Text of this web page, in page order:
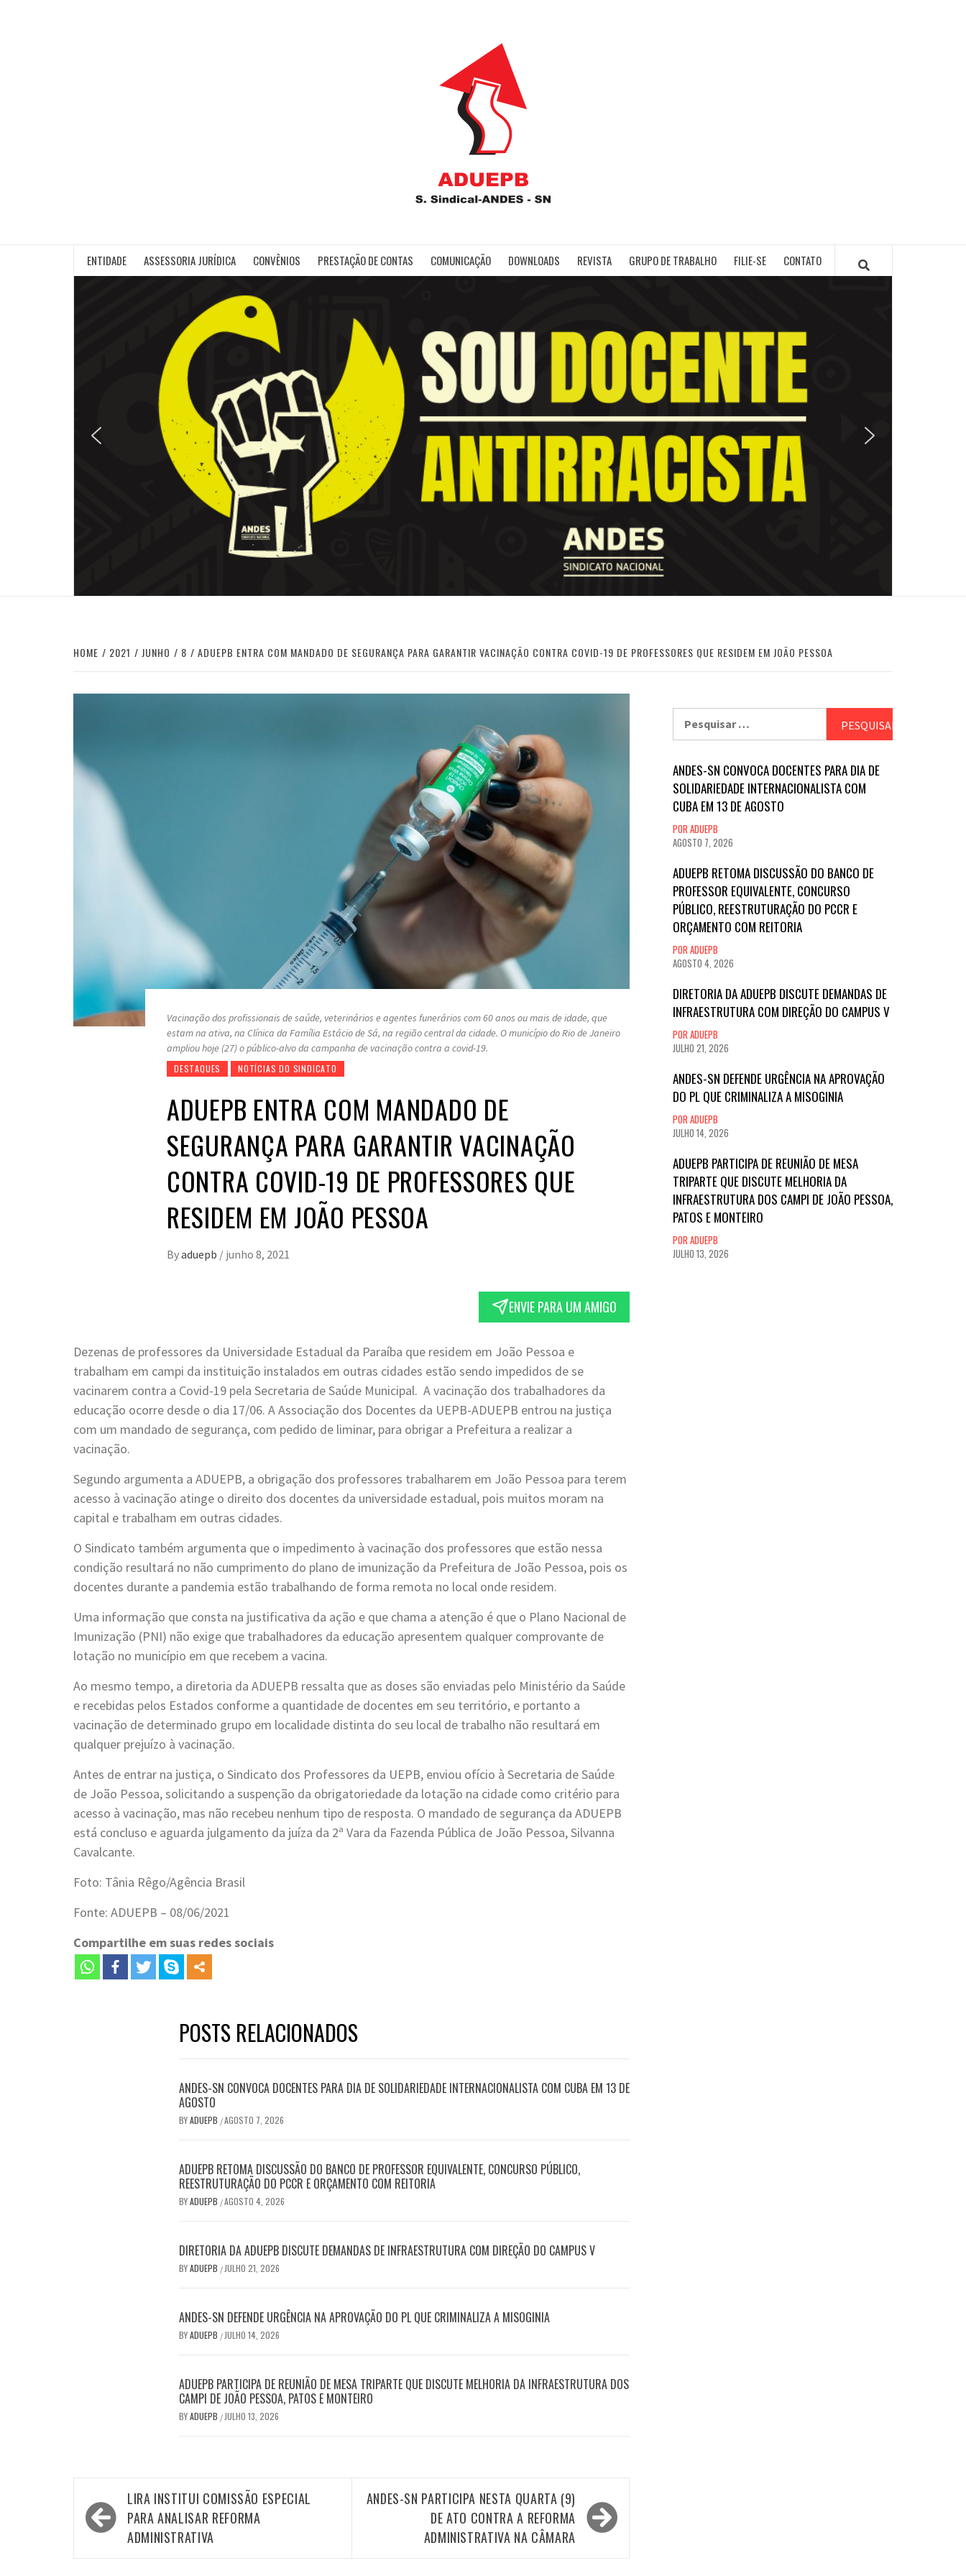
ENTIDADE ASSESSORIA JURÍDICA CONVÊNIOS PRESTAÇÃO DE CONTAS COMUNICAÇÃO DOWNLOADS REVISTA GRUPO DE TRABALHO FILIE-SE CONTATO
HOME 2021 JUNHO 8 ADUEPB ENTRA COM MANDADO DE SEGURANÇA PARA GARANTIR VACINAÇÃO CONTRA COVID-19 DE PROFESSORES QUE RESIDEM EM JOÃO PESSOA
Vacinação dos profissionais de saúde, veterinários e agentes funerários com 60 anos ou mais de idade, que
estam na ativa, na Clínica da Família Estácio de Sá, na região central da cidade. O município do Rio de Janeiro
ampliou hoje (27) o público-alvo da campanha de vacinação contra a covid-19.
DESTAQUES NOTÍCIAS DO SINDICATO
ADUEPB ENTRA COM MANDADO DE
SEGURANÇA PARA GARANTIR VACINAÇÃO
CONTRA COVID-19 DE PROFESSORES QUE
RESIDEM EM JOÃO PESSOA
Byaduepb / junho 8, 2021
ENVIE PARA UM AMIGO
Dezenas de professores da Universidade Estadual da Paraíba que residem em João Pessoa e
trabalham em campi da instituição instalados em outras cidades estão sendo impedidos de se
vacinarem contra a Covid-19 pela Secretaria de Saúde Municipal. A vacinação dos trabalhadores da
educação ocorre desde o dia 17/06. A Associação dos Docentes da UEPB-ADUEPB entrou na justiça
com um mandado de segurança, com pedido de liminar, para obrigar a Prefeitura a realizar a
vacinação.
Segundo argumenta a ADUEPB, a obrigação dos professores trabalharem em João Pessoa para terem
acesso à vacinação atinge o direito dos docentes da universidade estadual, pois muitos moram na
capital e trabalham em outras cidades.
O Sindicato também argumenta que o impedimento à vacinação dos professores que estão nessa
condição resultará no não cumprimento do plano de imunização da Prefeitura de João Pessoa, pois os
docentes durante a pandemia estão trabalhando de forma remota no local onde residem.
Uma informação que consta na justificativa da ação e que chama a atenção é que o Plano Nacional de
Imunização (PNI) não exige que trabalhadores da educação apresentem qualquer comprovante de
lotação no município em que recebem a vacina.
Ao mesmo tempo, a diretoria da ADUEPB ressalta que as doses são enviadas pelo Ministério da Saúde
e recebidas pelos Estados conforme a quantidade de docentes em seu território, e portanto a
vacinação de determinado grupo em localidade distinta do seu local de trabalho não resultará em
qualquer prejuízo à vacinação.
Antes de entrar na justiça, o Sindicato dos Professores da UEPB, enviou ofício à Secretaria de Saúde
de João Pessoa, solicitando a suspenção da obrigatoriedade da lotação na cidade como critério para
acesso à vacinação, mas não recebeu nenhum tipo de resposta. O mandado de segurança da ADUEPB
está concluso e aguarda julgamento da juíza da 2ª Vara da Fazenda Pública de João Pessoa, Silvanna
Cavalcante.
Foto: Tânia Rêgo/Agência Brasil
Fonte: ADUEPB – 08/06/2021
Compartilhe em suas redes sociais
POSTS RELACIONADOS
ANDES-SN CONVOCA DOCENTES PARA DIA DE SOLIDARIEDADE INTERNACIONALISTA COM CUBA EM 13 DE
AGOSTO
BYADUEPB /AGOSTO 7, 2026
ADUEPB RETOMA DISCUSSÃO DO BANCO DE PROFESSOR EQUIVALENTE, CONCURSO PÚBLICO,
REESTRUTURAÇÃO DO PCCR E ORÇAMENTO COM REITORIA
BYADUEPB /AGOSTO 4, 2026
DIRETORIA DA ADUEPB DISCUTE DEMANDAS DE INFRAESTRUTURA COM DIREÇÃO DO CAMPUS V
BYADUEPB / JULHO 21, 2026
ANDES-SN DEFENDE URGÊNCIA NA APROVAÇÃO DO PL QUE CRIMINALIZA A MISOGINIA
BYADUEPB / JULHO 14, 2026
ADUEPB PARTICIPA DE REUNIÃO DE MESA TRIPARTE QUE DISCUTE MELHORIA DA INFRAESTRUTURA DOS
CAMPI DE JOÃO PESSOA, PATOS E MONTEIRO
BYADUEPB / JULHO 13, 2026
Navegação
de
Post
LIRA INSTITUI COMISSÃO ESPECIAL
PARA ANALISAR REFORMA
ADMINISTRATIVA
ANDES-SN PARTICIPA NESTA QUARTA (9)
DE ATO CONTRA A REFORMA
ADMINISTRATIVA NA CÂMARA
por:
ANDES-SN CONVOCA DOCENTES PARA DIA DE
SOLIDARIEDADE INTERNACIONALISTA COM
CUBA EM 13 DE AGOSTO
POR ADUEPB
AGOSTO 7, 2026
ADUEPB RETOMA DISCUSSÃO DO BANCO DE
PROFESSOR EQUIVALENTE, CONCURSO
PÚBLICO, REESTRUTURAÇÃO DO PCCR E
ORÇAMENTO COM REITORIA
POR ADUEPB
AGOSTO 4, 2026
DIRETORIA DA ADUEPB DISCUTE DEMANDAS DE
INFRAESTRUTURA COM DIREÇÃO DO CAMPUS V
POR ADUEPB
JULHO 21, 2026
ANDES-SN DEFENDE URGÊNCIA NA APROVAÇÃO
DO PL QUE CRIMINALIZA A MISOGINIA
POR ADUEPB
JULHO 14, 2026
ADUEPB PARTICIPA DE REUNIÃO DE MESA
TRIPARTE QUE DISCUTE MELHORIA DA
INFRAESTRUTURA DOS CAMPI DE JOÃO PESSOA,
PATOS E MONTEIRO
POR ADUEPB
JULHO 13, 2026